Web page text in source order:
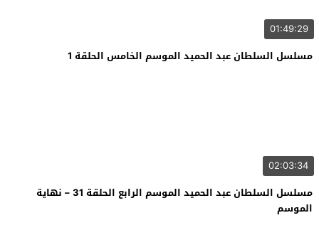
01:49:29
مسلسل السلطان عبد الحميد الموسم الخامس الحلقة 1
02:03:34
مسلسل السلطان عبد الحميد الموسم الرابع الحلقة 31 – نهاية
الموسم